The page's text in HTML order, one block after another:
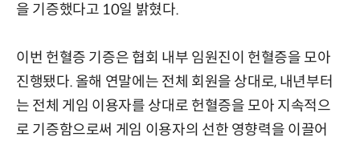
을 기증했다고 10일 밝혔다.
이번 헌혈증 기증은 협회 내부 임원진이 헌혈증을 모아
진행됐다. 올해 연말에는 전체 회원을 상대로, 내년부터
는 전체 게임 이용자를 상대로 헌혈증을 모아 지속적으
로 기증함으로써 게임 이용자의 선한 영향력을 이끌어